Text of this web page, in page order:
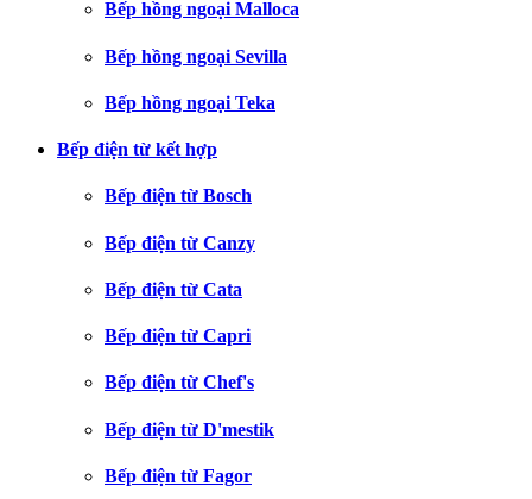
Bếp hồng ngoại Malloca
Bếp hồng ngoại Sevilla
Bếp hồng ngoại Teka
Bếp điện từ kết hợp
Bếp điện từ Bosch
Bếp điện từ Canzy
Bếp điện từ Cata
Bếp điện từ Capri
Bếp điện từ Chef's
Bếp điện từ D'mestik
Bếp điện từ Fagor